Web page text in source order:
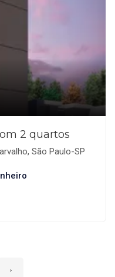
2 quartos
São Paulo-SP
›